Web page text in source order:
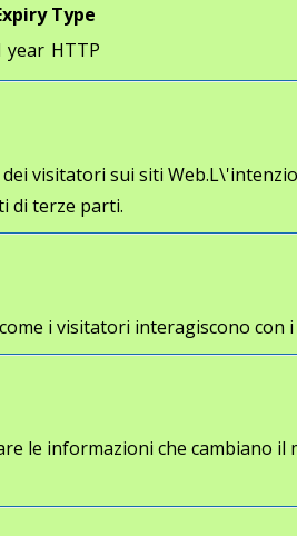
Type
year HTTP
visitatori sui siti
di terze parti.
i visitatori interagiscono
le informazioni che cambiano